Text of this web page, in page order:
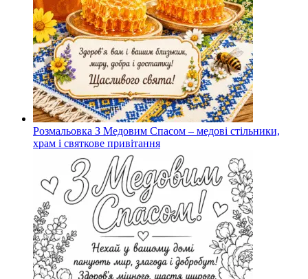
Розмальовка З Медовим Спасом – медові стільники,
храм і святкове привітання